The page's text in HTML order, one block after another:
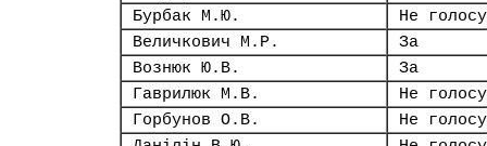
Бурбак М.Ю.
Не
Величкович М.Р.
За
Вознюк Ю.В.
За
Гаврилюк М.В.
Не
Горбунов О.В.
Не